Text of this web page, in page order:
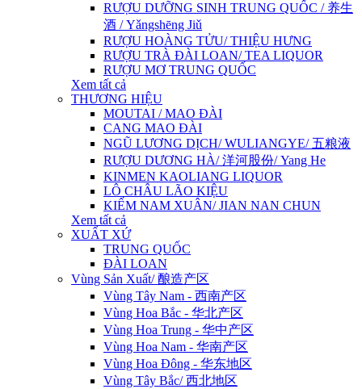
RƯỢU DƯỠNG SINH TRUNG QUỐC / 养生
酒 / Yǎngshēng Jiǔ
RƯỢU HOÀNG TỬU/ THIỆU HƯNG
RƯỢU TRÀ ĐÀI LOAN/ TEA LIQUOR
RƯỢU MƠ TRUNG QUỐC
Xem tất cả
THƯƠNG HIỆU
MOUTAI / MAO ĐÀI
CANG MAO ĐÀI
NGŨ LƯƠNG DỊCH/ WULIANGYE/ 五粮液
RƯỢU DƯƠNG HÀ/ 洋河股份/ Yang He
KINMEN KAOLIANG LIQUOR
LÔ CHÂU LÃO KIỆU
KIẾM NAM XUÂN/ JIAN NAN CHUN
Xem tất cả
XUẤT XỨ
TRUNG QUỐC
ĐÀI LOAN
Vùng Sản Xuất/ 酿造产区
Vùng Tây Nam - 西南产区
Vùng Hoa Bắc - 华北产区
Vùng Hoa Trung - 华中产区
Vùng Hoa Nam - 华南产区
Vùng Hoa Đông - 华东地区
Vùng Tây Bắc/ 西北地区